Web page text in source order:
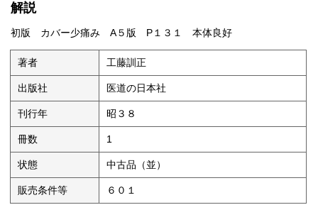
解説
初版 カバー少痛み A５版 P１３１ 本体良好
著者 工藤訓正
出版社 医道の日本社
刊行年 昭３８
冊数 1
状態 中古品（並）
販売条件等 ６０１